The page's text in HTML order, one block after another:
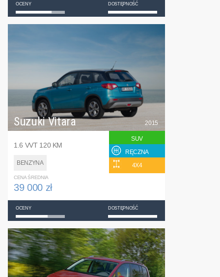
OCENY DOSTĘPNOŚĆ
Suzuki Vitara
1.6 VVT 120 KM
BENZYNA
2015
SUV
RĘCZNA
4X4
CENA ŚREDNIA
39 000 zł
OCENY DOSTĘPNOŚĆ